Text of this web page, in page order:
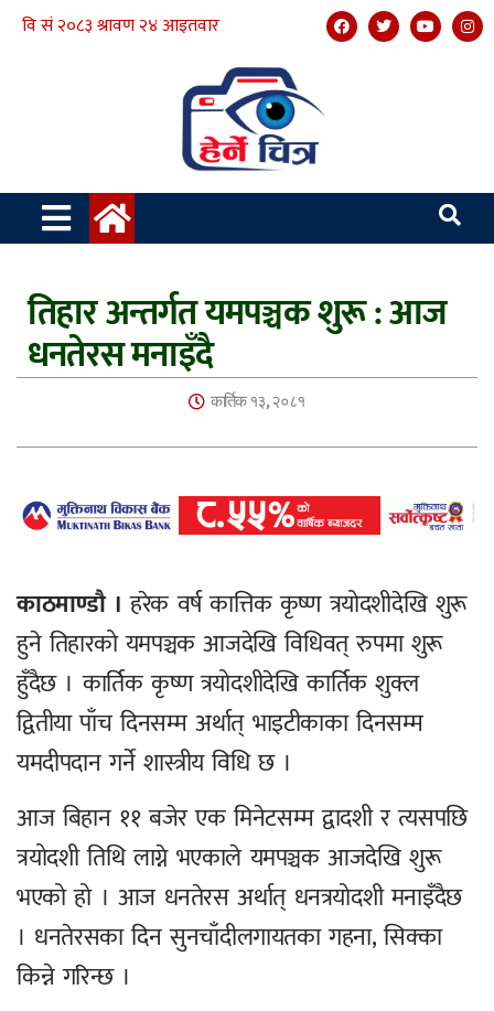
तिहार अन्तर्गत यमपञ्चक शुरू : आज
धनतेरस मनाइँदै
कार्तिक १३, २०८१
काठमाण्डौ । हरेक वर्ष कात्तिक कृष्ण त्रयोदशीदेखि शुरू
हुने तिहारको यमपञ्चक आजदेखि विधिवत् रुपमा शुरू
हुँदैछ । कार्तिक कृष्ण त्रयोदशीदेखि कार्तिक शुक्ल
द्वितीया पाँच दिनसम्म अर्थात् भाइटीकाका दिनसम्म
यमदीपदान गर्ने शास्त्रीय विधि छ ।
आज बिहान ११ बजेर एक मिनेटसम्म द्वादशी र त्यसपछि
त्रयोदशी तिथि लाग्ने भएकाले यमपञ्चक आजदेखि शुरू
भएको हो । आज धनतेरस अर्थात् धनत्रयोदशी मनाइँदैछ
। धनतेरसका दिन सुनचाँदीलगायतका गहना, सिक्का
किन्ने गरिन्छ ।